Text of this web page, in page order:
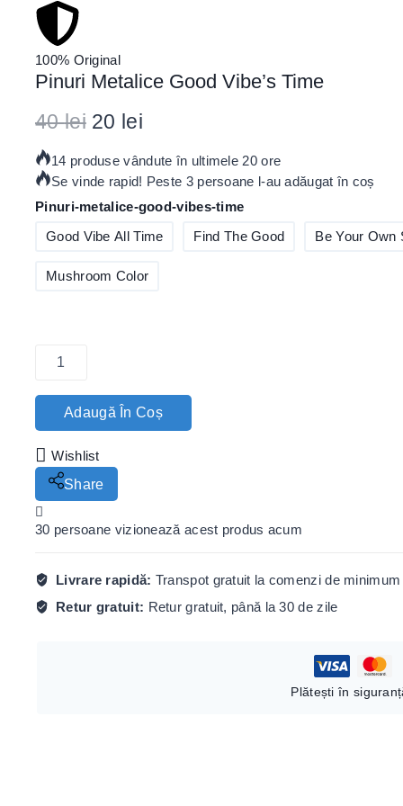
100% Original
Pinuri Metalice Good Vibe’s Time
40lei 20 lei
14 produse vândute în ultimele 20 ore
Se vinde rapid! Peste 3 persoane l-au adăugat în coș
Pinuri-metalice-good-vibes-time
Good Vibe All Time
Find The Good Be Your Own
Mushroom Color
Adaugă În Coș
Wishlist
Share
30 persoane vizionează acest produs acum
Livrare rapidă: Transpot gratuit la comenzi de
Retur gratuit: Retur gratuit, până la 30 de zile
Plătești în